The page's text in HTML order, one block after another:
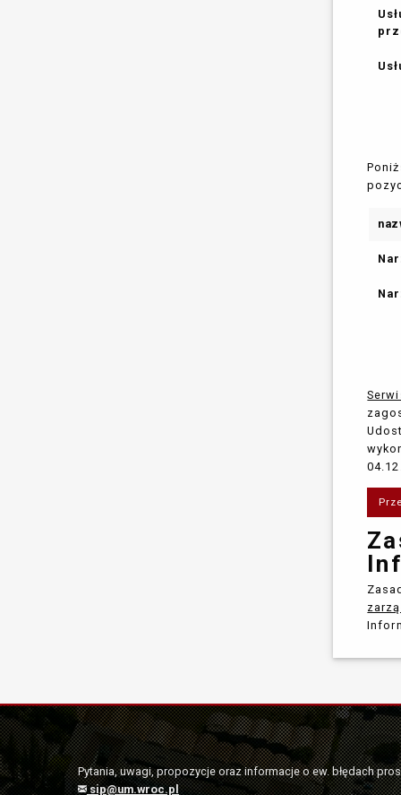
Pytania, uwagi, propozycje oraz informacje o ew. błędach
sip@um.wroc.pl